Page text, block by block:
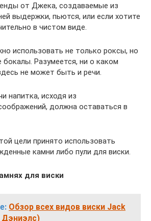
от Джека, создаваемые из
выдержки, пьются, или если хотите
в чистом виде.
использовать не только роксы, но
Разумеется, ни о каком
не может быть и речи.
напитка, исходя из
должна оставаться в
цели принято использовать
камни либо пули для виски.
для виски
Обзор всех видов виски Jack
Дэниэлс)